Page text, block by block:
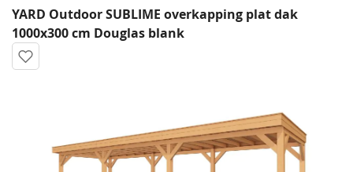
YARD Outdoor SUBLIME overkapping plat dak
1000x300 cm Douglas blank